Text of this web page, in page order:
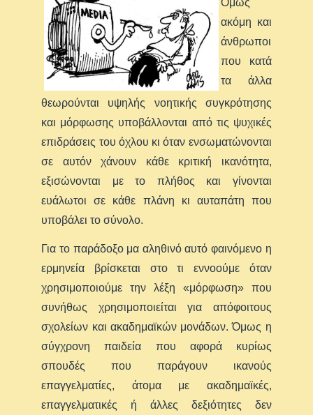
Όμως
ακόμη και
άνθρωποι
που κατά
τα άλλα
θεωρούνται υψηλής νοητικής συγκρότησης
και μόρφωσης υποβάλλονται από τις ψυχικές
επιδράσεις του όχλου κι όταν ενσωματώνονται
σε αυτόν χάνουν κάθε κριτική ικανότητα,
εξισώνονται με το πλήθος και γίνονται
ευάλωτοι σε κάθε πλάνη κι αυταπάτη που
υποβάλει το σύνολο.
Για το παράδοξο μα αληθινό αυτό φαινόμενο η
ερμηνεία βρίσκεται στο τι εννοούμε όταν
χρησιμοποιούμε την λέξη «μόρφωση» που
συνήθως χρησιμοποιείται για απόφοιτους
σχολείων και ακαδημαϊκών μονάδων. Όμως η
σύγχρονη παιδεία που αφορά κυρίως
σπουδές που παράγουν ικανούς
επαγγελματίες, άτομα με ακαδημαϊκές,
επαγγελματικές ή άλλες δεξιότητες δεν